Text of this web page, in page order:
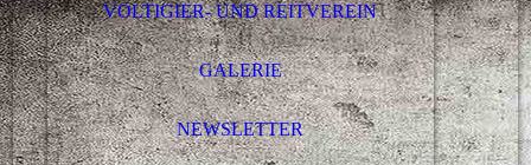
VOLTIGIER- UND REITVEREIN
GALERIE
NEWSLETTER